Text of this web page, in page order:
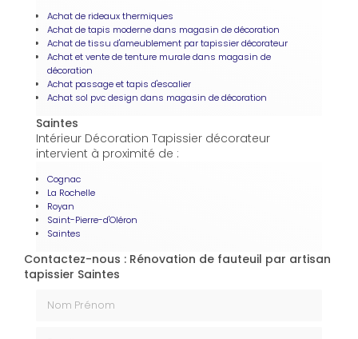
Achat de rideaux thermiques
Achat de tapis moderne dans magasin de décoration
Achat de tissu d'ameublement par tapissier décorateur
Achat et vente de tenture murale dans magasin de
décoration
Achat passage et tapis d'escalier
Achat sol pvc design dans magasin de décoration
Saintes
Intérieur Décoration Tapissier décorateur
intervient à proximité de :
Cognac
La Rochelle
Royan
Saint-Pierre-d'Oléron
Saintes
Contactez-nous : Rénovation de fauteuil par artisan
tapissier Saintes